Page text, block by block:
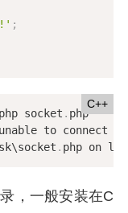
!' ;
C++
php socket . php
to connect
. php on
，一般安装在C